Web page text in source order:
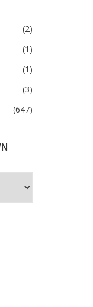
(2)
(1)
(1)
(3)
(647)